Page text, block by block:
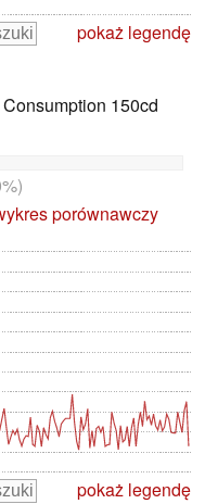
pokaż legendę
150cd
porównawczy
pokaż legendę